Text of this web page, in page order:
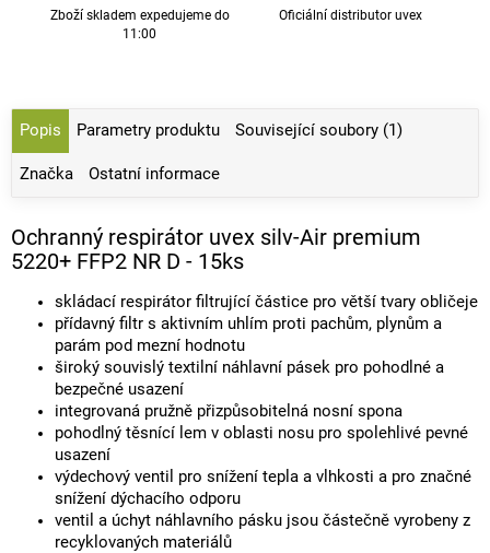
Zboží skladem expedujeme do
11:00
Oficiální distributor uvex
Popis Parametry produktu Související soubory (1)
Značka Ostatní informace
Ochranný respirátor uvex silv-Air premium
5220+ FFP2 NR D - 15ks
skládací respirátor filtrující částice pro větší tvary obličeje
přídavný filtr s aktivním uhlím proti pachům, plynům a
parám pod mezní hodnotu
široký souvislý textilní náhlavní pásek pro pohodlné a
bezpečné usazení
integrovaná pružně přizpůsobitelná nosní spona
pohodlný těsnící lem v oblasti nosu pro spolehlivé pevné
usazení
výdechový ventil pro snížení tepla a vlhkosti a pro značné
snížení dýchacího odporu
ventil a úchyt náhlavního pásku jsou částečně vyrobeny z
recyklovaných materiálů